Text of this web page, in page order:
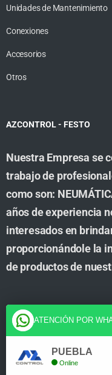
Unidades de Mantenimiento
Conexiones
Accesorios
Otros
AZCONTROL - FESTO
Nuestra Empresa se
trabajo de
como son:
años de experiencia
interesados en
proporcionándole la
de productos de
Cuenta
Tienda
ATENCIÓN POR
PUEBLA
Online